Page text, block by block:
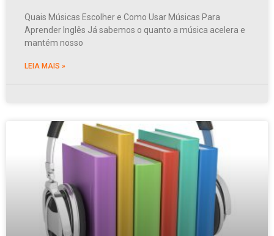
Quais Músicas Escolher e Como Usar Músicas Para
Aprender Inglês Já sabemos o quanto a música acelera e
mantém nosso
LEIA MAIS »